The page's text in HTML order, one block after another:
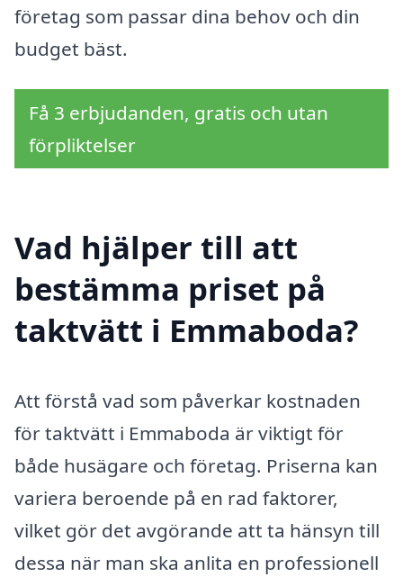
företag som passar dina behov och din
budget bäst.
Få 3 erbjudanden, gratis och utan
förpliktelser
Vad hjälper till att
bestämma priset på
taktvätt i Emmaboda?
Att förstå vad som påverkar kostnaden
för taktvätt i Emmaboda är viktigt för
både husägare och företag. Priserna kan
variera beroende på en rad faktorer,
vilket gör det avgörande att ta hänsyn till
dessa när man ska anlita en professionell